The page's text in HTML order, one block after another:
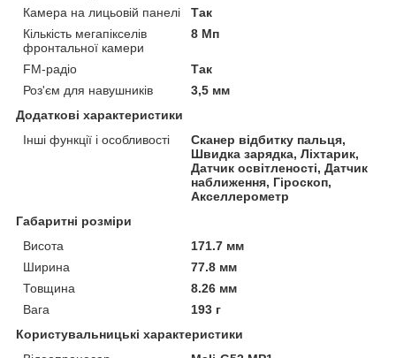
Камера на лицьовій панелі
Так
Кількість мегапікселів
фронтальної камери
8 Мп
FM-радіо
Так
Роз'єм для навушників
3,5 мм
Додаткові характеристики
Інші функції і особливості
Сканер відбитку пальця,
Швидка зарядка, Ліхтарик,
Датчик освітленості, Датчик
наближення, Гіроскоп,
Акселлерометр
Габаритні розміри
Висота
171.7 мм
Ширина
77.8 мм
Товщина
8.26 мм
Вага
193 г
Користувальницькі характеристики